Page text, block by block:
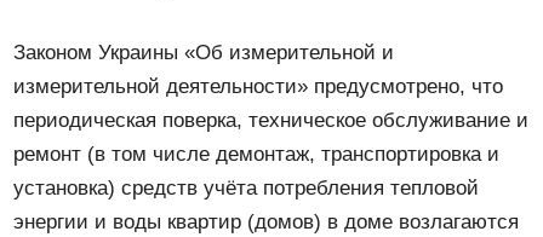
Законом Украины «Об измерительной и
измерительной деятельности» предусмотрено, что
периодическая поверка, техническое обслуживание и
ремонт (в том числе демонтаж, транспортировка и
установка) средств учёта потребления тепловой
энергии и воды квартир (домов) в доме возлагаются